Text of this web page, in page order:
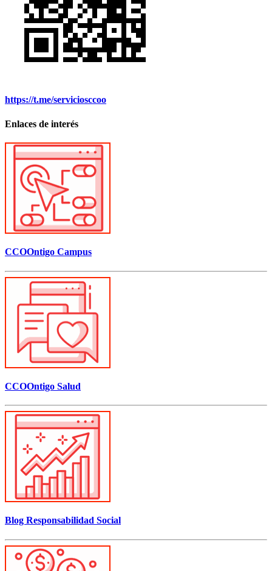
https://t.me/serviciosccoo
Enlaces de interés
CCOOntigo Campus
CCOOntigo Salud
Blog Responsabilidad Social